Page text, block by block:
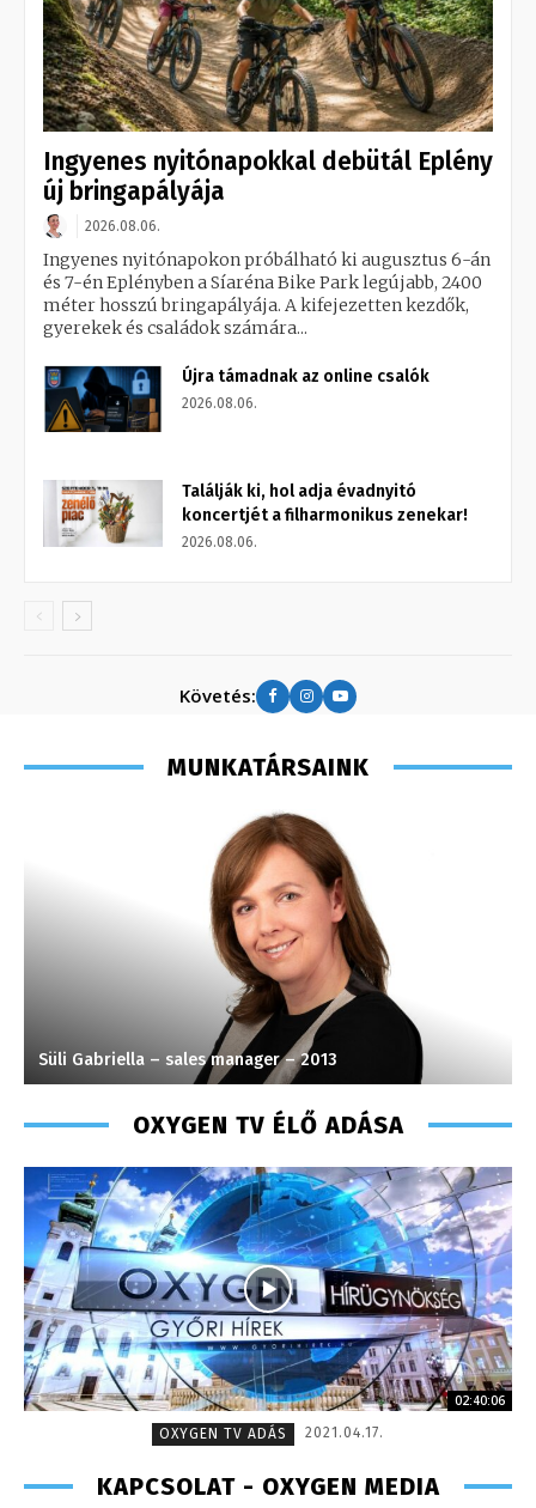
Ingyenes nyitónapokkal debütál Eplény
új bringapályája
2026.08.06.
Ingyenes nyitónapokon próbálható ki augusztus 6-án
és 7-én Eplényben a Síaréna Bike Park legújabb, 2400
méter hosszú bringapályája. A kifejezetten kezdők,
gyerekek és családok számára...
Újra támadnak az online csalók
2026.08.06.
Találják ki, hol adja évadnyitó
koncertjét a filharmonikus zenekar!
2026.08.06.
Követés:
MUNKATÁRSAINK
Süli Gabriella – sales manager – 2013
OXYGEN TV ÉLŐ ADÁSA
02:40:06
OXYGEN TV ADÁS
2021.04.17.
KAPCSOLAT - OXYGEN MEDIA